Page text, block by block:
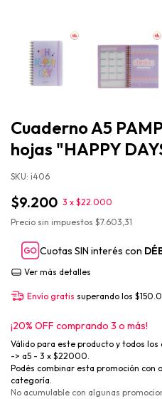
Cuaderno A5
hojas "HAPPY
SKU: i406
$9.200 3 x $22.000
Precio sin impuestos $7.603,31
Cuotas SIN interés con
Ver más detalles
Envío gratis superando los
¡20% OFF comprando 3 o más!
Válido para este producto y todos los
-> a5 - 3 x $22000.
Podés combinar esta promoción con
categoría.
No acumulable con algunas